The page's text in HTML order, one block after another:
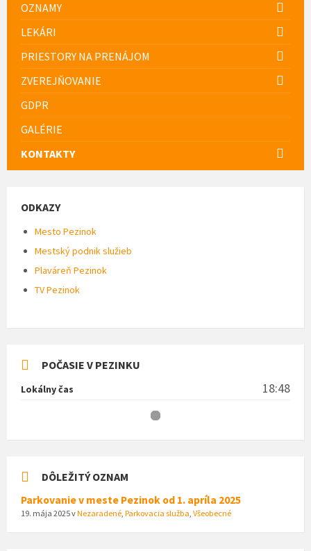
OZNAMY
LEKÁRI
PRIESTORY NA PRENÁJOM
ZVEREJŇOVANIE
GDPR
GALÉRIE
KONTAKTY
ODKAZY
Mesto Pezinok
Mestský podnik služieb
Plaváreň Pezinok
TV Pezinok
POČASIE V PEZINKU
Lokálny čas 18:48
DÔLEŽITÝ OZNAM
Parkovanie v meste Pezinok od 1. apríla 2025
19. mája 2025vNezaradené, Parkovacia služba, Všeobecné